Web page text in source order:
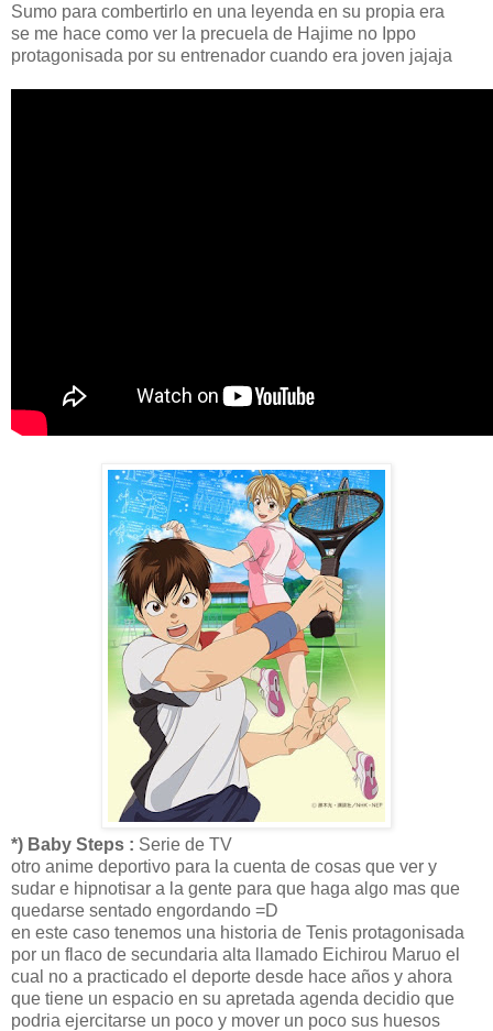
Sumo para combertirlo en una leyenda en su propia era
se me hace como ver la precuela de Hajime no Ippo
protagonisada por su entrenador cuando era joven jajaja
*) Baby Steps : Serie de TV
otro anime deportivo para la cuenta de cosas que ver y
sudar e hipnotisar a la gente para que haga algo mas que
quedarse sentado engordando =D
en este caso tenemos una historia de Tenis protagonisada
por un flaco de secundaria alta llamado Eichirou Maruo el
cual no a practicado el deporte desde hace años y ahora
que tiene un espacio en su apretada agenda decidio que
podria ejercitarse un poco y mover un poco sus huesos